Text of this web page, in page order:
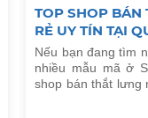
TOP SHOP BÁN
RẺ UY TÍN TẠI
Nếu bạn đang tìm
nhiều mẫu mã ở
shop bán thắt lưng